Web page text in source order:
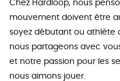
Chez Hardloop, nous
mouvement doivent être
soyez débutant ou athlète
nous partageons avec
et notre passion pour les
nous aimons jouer.